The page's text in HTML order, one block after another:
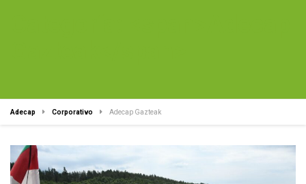
Adecap Corporativo Adecap Gazteak